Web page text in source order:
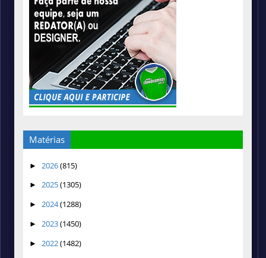
Matérias
► 2026(815)
► 2025(1305)
► 2024(1288)
► 2023(1450)
► 2022(1482)